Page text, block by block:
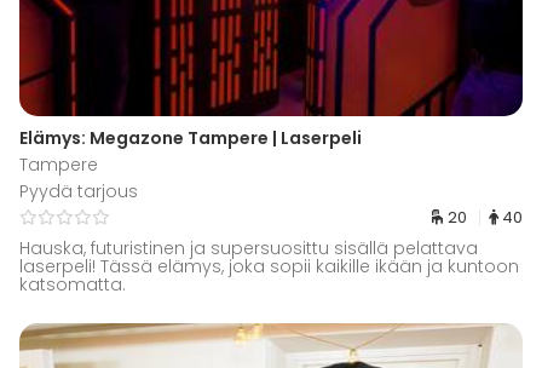
Elämys: Megazone Tampere | Laserpeli
Tampere
Pyydä tarjous
20 40
Hauska, futuristinen ja supersuosittu sisällä pelattava
laserpeli! Tässä elämys, joka sopii kaikille ikään ja kuntoon
katsomatta.